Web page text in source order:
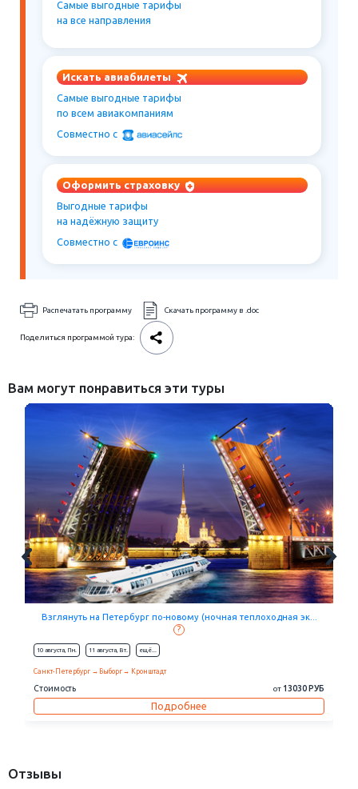
Самые выгодные тарифы
на все направления
Искать авиабилеты
Самые выгодные тарифы
по всем авиакомпаниям
Совместно c
Оформить страховку
Выгодные тарифы
на надёжную защиту
Совместно c
Распечатать программу Скачать программу в .doc
Поделиться программой тура:
Вам могут понравиться эти туры
Летопись Петербурга (Летний сад, Эрмитаж, музей Фаберже...
?
10 августа, Пн. 11 августа, Вт. eщё...
Санкт-Петербург Петергоф
Стоимость от 11700 РУБ
Подробнее
Отзывы